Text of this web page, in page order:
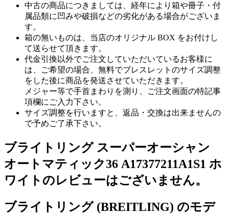
中古の商品につきましては、経年により箱や冊子・付
属品類に凹みや破損などの劣化がある場合がございま
す。
箱の無いものは、当店のオリジナル BOX をお付けし
て送らせて頂きます。
代金引換以外でご注文していただいているお客様に
は、ご希望の場合、無料でブレスレットのサイズ調整
をした後に商品を発送させていただきます。
メジャー等で手首まわりを測り、ご注文画面の特記事
項欄にご入力下さい。
サイズ調整を行いますと、返品・交換は出来ませんの
で予めご了承下さい。
ブライトリング スーパーオーシャン
オートマティック36 A17377211A1S1 ホ
ワイトのレビューはございません。
ブライトリング (BREITLING) のモデ